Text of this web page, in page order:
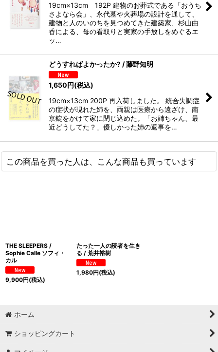
19cm×13cm 192P 建物のお葬式である「おうち
さよなら会」、永代墓や火葬場の設計を通して、
建物と人のいのちを見つめてきた建築家、杉山由
香による、母の看取りと実家の手放しをめぐるエ
ッ…
どうすればよかったか? / 藤野知明
1,650円(税込)
19cm×13cm 200P 再入荷しました。 統合失調症
の症状が現れた姉を、両親は医療から遠ざけ、南
京錠をかけて家に閉じ込めた。「お姉ちゃん、最
近どうしてた？」優しかった姉の返事を…
この商品を買った人は、こんな商品も買っています
THE SLEEPERS /
Sophie Calle ソフィ・
カル
9,900円(税込)
たった一人の読者を生き
る / 荒井裕樹
1,980円(税込)
ホーム
ショッピングカート